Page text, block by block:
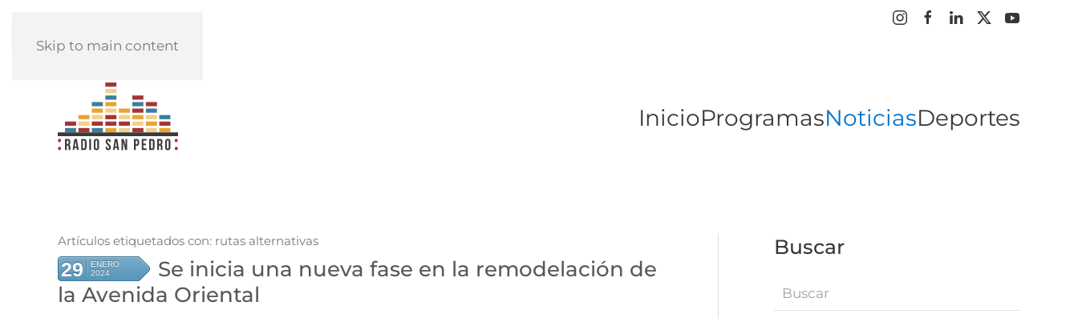
Skip to main content
InicioProgramasNoticiasDeportes
Artículos etiquetados con: rutas alternativas
29
ENERO
2024
Se inicia una nueva fase en la remodelación de
la Avenida Oriental
Buscar